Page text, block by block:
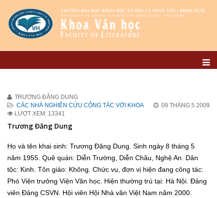
TRƯƠNG ĐĂNG DUNG
CÁC NHÀ NGHIÊN CỨU CỘNG TÁC VỚI KHOA
09 THÁNG 5 2009
LƯỢT XEM: 13341
Trương Đăng Dung
Họ và tên khai sinh: Trương Đăng Dung. Sinh ngày 8 tháng 5
năm 1955. Quê quán: Diễn Trường, Diễn Châu, Nghệ An. Dân
tộc: Kinh. Tôn giáo: Không. Chức vụ, đơn vị hiện đang công tác:
Phó Viện trưởng Viện Văn học. Hiện thường trú tại: Hà Nội. Đảng
viên Đảng CSVN. Hội viên Hội Nhà văn Việt Nam năm 2000.